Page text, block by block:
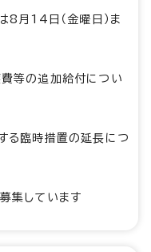
8月14日（金曜日）ま
等の追加給付につい
る臨時措置の延長につ
集しています